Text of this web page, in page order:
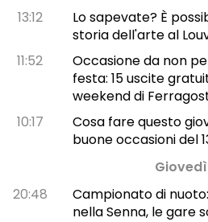
13:12
Lo sapevate? È
storia dell'arte al
11:52
Occasione da non
festa: 15 uscite
weekend di
10:17
Cosa fare questo
buone occasioni del
Giovedì
20:48
Campionato di
nella Senna, le gare